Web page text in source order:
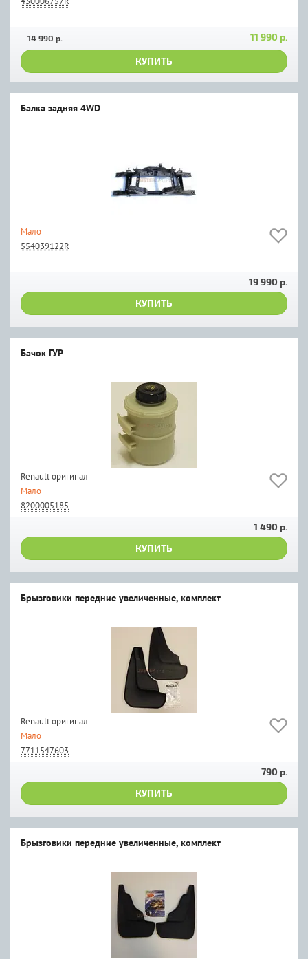
11 990 р.
14 990 р.
КУПИТЬ
Балка задняя 4WD
Мало
554039122R
19 990 р.
КУПИТЬ
Бачок ГУР
Renault оригинал
Мало
8200005185
1 490 р.
КУПИТЬ
Брызговики передние увеличенные, комплект
Renault оригинал
Мало
7711547603
790 р.
КУПИТЬ
Брызговики передние увеличенные, комплект